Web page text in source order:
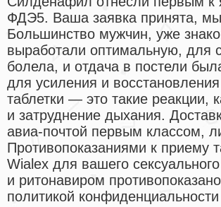
ФДЭ5. Ваша заявка принята,
Большинство мужчин, уже
выработали оптимальную, для
болела, и отдача в постели
для усиления и
таблетки — это такие реакции,
и затруднение дыхания.
авиа-почтой первым классом,
Противопоказаниями к приему
Wialex для вашего
и ритонавиром
политикой